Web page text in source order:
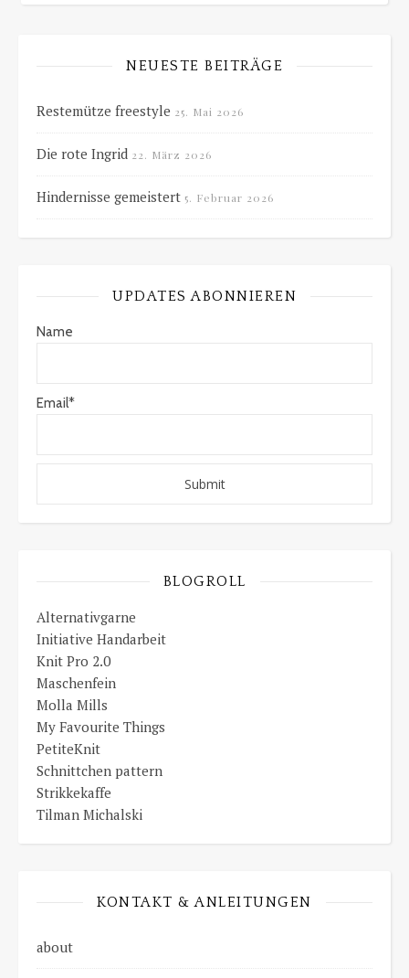
NEUESTE BEITRÄGE
Restemütze freestyle 25. Mai 2026
Die rote Ingrid 22. März 2026
Hindernisse gemeistert 5. Februar 2026
UPDATES ABONNIEREN
Name
Email*
BLOGROLL
Alternativgarne
Initiative Handarbeit
Knit Pro 2.0
Maschenfein
Molla Mills
My Favourite Things
PetiteKnit
Schnittchen pattern
Strikkekaffe
Tilman Michalski
KONTAKT & ANLEITUNGEN
about